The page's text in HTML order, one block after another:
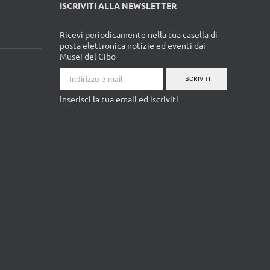
posta elettronica notizie ed eventi dai
ISCRIVITI
Inserisci la tua email ed iscriviti